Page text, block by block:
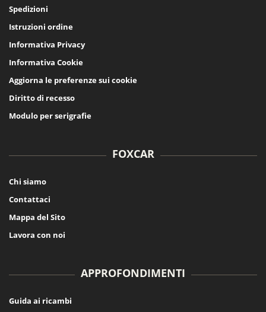
Spedizioni
Istruzioni ordine
Informativa Privacy
Informativa Cookie
Aggiorna le preferenze sui cookie
Diritto di recesso
Modulo per serigrafie
FOXCAR
Chi siamo
Contattaci
Mappa del Sito
Lavora con noi
APPROFONDIMENTI
Guida ai ricambi